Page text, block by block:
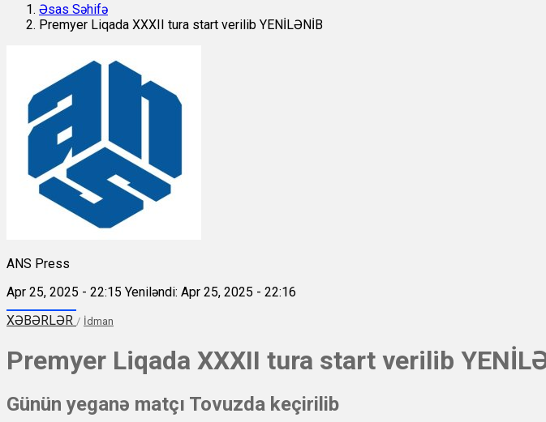
Əsas Səhifə
Premyer Liqada XXXII tura start verilib YENİLƏNİB
ANS Press
Apr 25, 2025 - 22:15 Yeniləndi: Apr 25, 2025 - 22:16
XƏBƏRLƏR / İdman
Premyer Liqada XXXII tura start verilib
Günün yeganə matçı Tovuzda keçirilib